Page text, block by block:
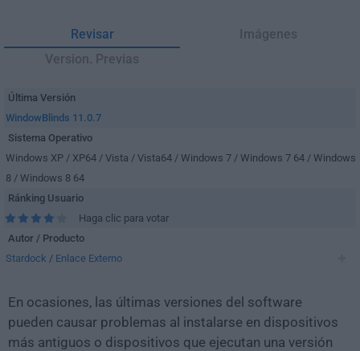
Revisar
Imágenes
Version. Previas
Última Versión
WindowBlinds 11.0.7
Sistema Operativo
Windows XP / XP64 / Vista / Vista64 / Windows 7 / Windows 7 64 / Windows
8 / Windows 8 64
Ránking Usuario
Haga clic para votar
Autor / Producto
Stardock / Enlace Externo
En ocasiones, las últimas versiones del software
pueden causar problemas al instalarse en dispositivos
más antiguos o dispositivos que ejecutan una versión